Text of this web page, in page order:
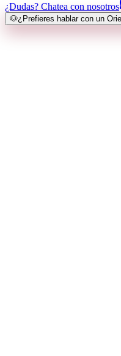
¿Dudas? Chatea con nosotros
🐶¿Prefieres hablar con un